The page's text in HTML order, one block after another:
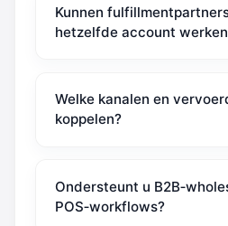
Kunnen
hetzelfde account
Welke kanalen en
koppelen?
Ondersteunt u
POS‑workflows?